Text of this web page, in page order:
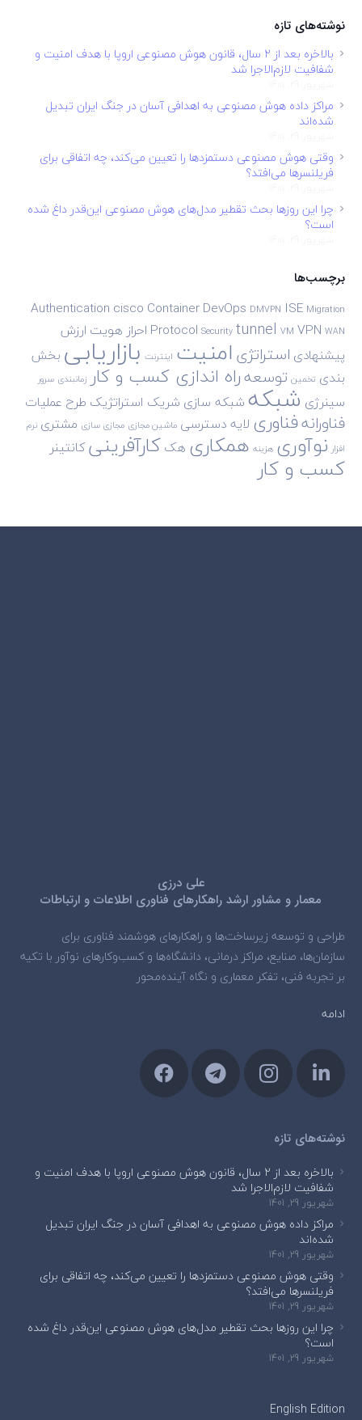
نوشته‌های تازه
بالاخره بعد از ۲ سال، قانون هوش مصنوعی اروپا با هدف امنیت و
شفافیت لازم‌الاجرا شد
مراکز داده هوش مصنوعی به اهدافی آسان در جنگ ایران تبدیل
شده‌اند
وقتی هوش مصنوعی دستمزدها را تعیین می‌کند، چه اتفاقی برای
فریلنسرها می‌افتد؟
چرا این روزها بحث تقطیر مدل‌های هوش مصنوعی این‌قدر داغ شده
است؟
برچسب‌ها
Authentication cisco ContainerDevOps DMVPN ISE Migration
Protocol Security tunnel VM VPN WAN احراز هویت ارزش
پیشنهادی استراتژی امنیت اینترنت بازاریابیبخش
بندی تخمین توسعهراه اندازی کسب و کار زمانبندی سرور
سینرژی شبکه شبکه سازی شریک استراتژیک طرح عملیات
فناورانهفناوری لایه دسترسی ماشین مجازی مجازی سازی مشتری نرم
افزار نوآوری هزینه همکاری هککارآفرینیکانتینر
کسب و کار
علی درزی
معمار و مشاور ارشد راهکارهای فناوری اطلاعات و ارتباطات
طراحی و توسعه زیرساخت‌ها و راهکارهای هوشمند فناوری برای
سازمان‌ها، صنایع، مراکز درمانی، دانشگاه‌ها و کسب‌وکارهای نوآور با تکیه
بر تجربه فنی، تفکر معماری و نگاه آینده‌محور
ادامه
نوشته‌های تازه
بالاخره بعد از ۲ سال، قانون هوش مصنوعی اروپا با هدف امنیت و
شفافیت لازم‌الاجرا شد
شهریور 29, 1401
مراکز داده هوش مصنوعی به اهدافی آسان در جنگ ایران تبدیل
شده‌اند
شهریور 29, 1401
وقتی هوش مصنوعی دستمزدها را تعیین می‌کند، چه اتفاقی برای
فریلنسرها می‌افتد؟
شهریور 29, 1401
چرا این روزها بحث تقطیر مدل‌های هوش مصنوعی این‌قدر داغ شده
است؟
شهریور 29, 1401
English Edition